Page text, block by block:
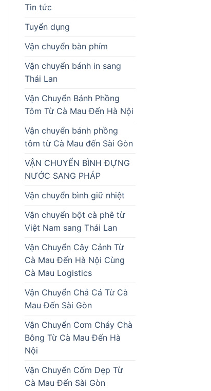
Tin tức
Tuyển dụng
Vận chuyển bàn phím
Vận chuyển bánh in sang
Thái Lan
Vận Chuyển Bánh Phồng
Tôm Từ Cà Mau Đến Hà Nội
Vận chuyển bánh phồng
tôm từ Cà Mau đến Sài Gòn
VẬN CHUYỂN BÌNH ĐỰNG
NƯỚC SANG PHÁP
Vận chuyển bình giữ nhiệt
Vận chuyển bột cà phê từ
Việt Nam sang Thái Lan
Vận Chuyển Cây Cảnh Từ
Cà Mau Đến Hà Nội Cùng
Cà Mau Logistics
Vận Chuyển Chả Cá Từ Cà
Mau Đến Sài Gòn
Vận Chuyển Cơm Cháy Chà
Bông Từ Cà Mau Đến Hà
Nội
Vận Chuyển Cốm Dẹp Từ
Cà Mau Đến Sài Gòn